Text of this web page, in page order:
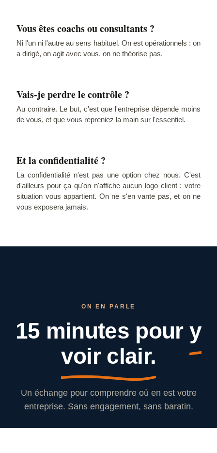
Vous êtes coachs ou consultants ?
Ni l'un ni l'autre au sens habituel. On est opérationnels : on
a dirigé, on agit avec vous, on ne théorise pas.
Vais-je perdre le contrôle ?
Au contraire. Le but, c'est que l'entreprise dépende moins
de vous, et que vous repreniez la main sur l'essentiel.
Et la confidentialité ?
La confidentialité n'est pas une option chez nous. C'est
d'ailleurs pour ça qu'on n'affiche aucun logo client : votre
situation vous appartient. On ne s'en vante pas, et on ne
vous exposera jamais.
ON EN PARLE
15 minutes pour y
voir clair.
Un échange pour comprendre où en est votre
entreprise. Sans engagement, sans baratin.